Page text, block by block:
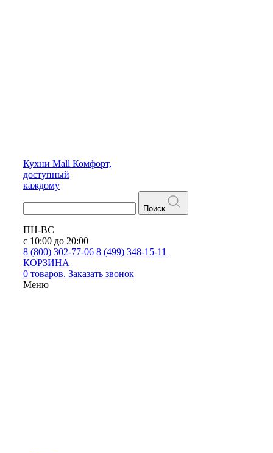
Кухни Mall Комфорт,
доступный
каждому
Поиск
ПН-ВС
с 10:00 до 20:00
8 (800) 302-77-06 8 (499) 348-15-11
КОРЗИНА
0 товаров. Заказать звонок
Меню